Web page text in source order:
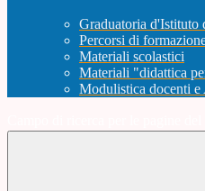
Graduatoria d'Istituto
Percorsi di
Materiali scolastici
Materiali "didattica
Modulistica docenti e